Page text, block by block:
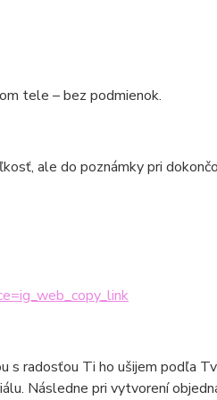
tele – bez podmienok.
ale do poznámky pri
radosťou Ti ho ušijem podľa
Následne pri vytvorení